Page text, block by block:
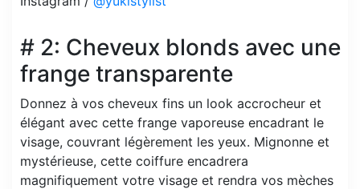
# 2: Cheveux blonds avec une
frange transparente
Donnez à vos cheveux fins un look accrocheur et
élégant avec cette frange vaporeuse encadrant le
visage, couvrant légèrement les yeux. Mignonne et
mystérieuse, cette coiffure encadrera
magnifiquement votre visage et rendra vos mèches